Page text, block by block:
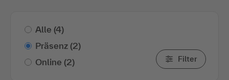
Alle (4)
Präsenz (2)
Online (2) Filter